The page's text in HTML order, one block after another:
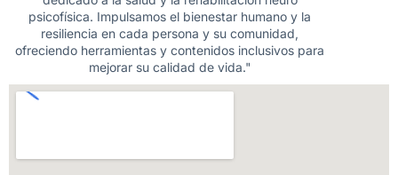
psicofísica. Impulsamos el bienestar humano y la
resiliencia en cada persona y su comunidad,
ofreciendo herramientas y contenidos inclusivos para
mejorar su calidad de vida."